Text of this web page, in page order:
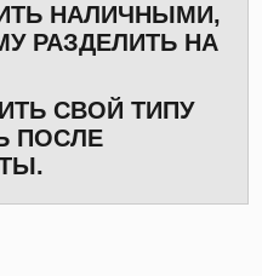
НАЛИЧНЫМИ,
РАЗДЕЛИТЬ НА
СВОЙ ТИПУ
ПОСЛЕ